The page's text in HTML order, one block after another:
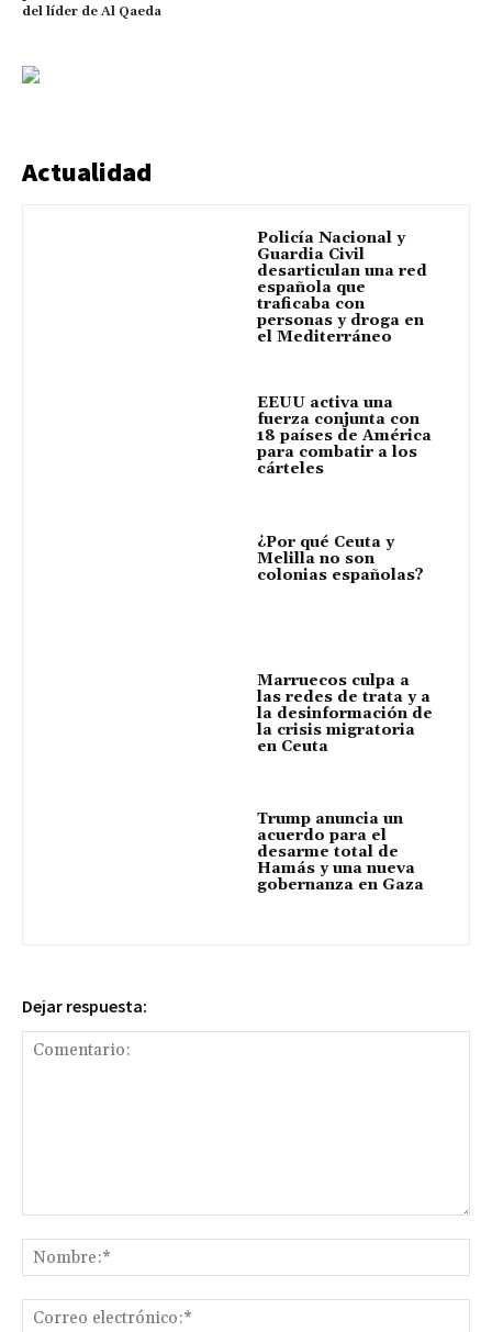
del líder de Al Qaeda
Actualidad
Policía Nacional y
Guardia Civil
desarticulan una red
española que
traficaba con
personas y droga en
el Mediterráneo
EEUU activa una
fuerza conjunta con
18 países de América
para combatir a los
cárteles
¿Por qué Ceuta y
Melilla no son
colonias españolas?
Marruecos culpa a
las redes de trata y a
la desinformación de
la crisis migratoria
en Ceuta
Trump anuncia un
acuerdo para el
desarme total de
Hamás y una nueva
gobernanza en Gaza
Dejar respuesta: